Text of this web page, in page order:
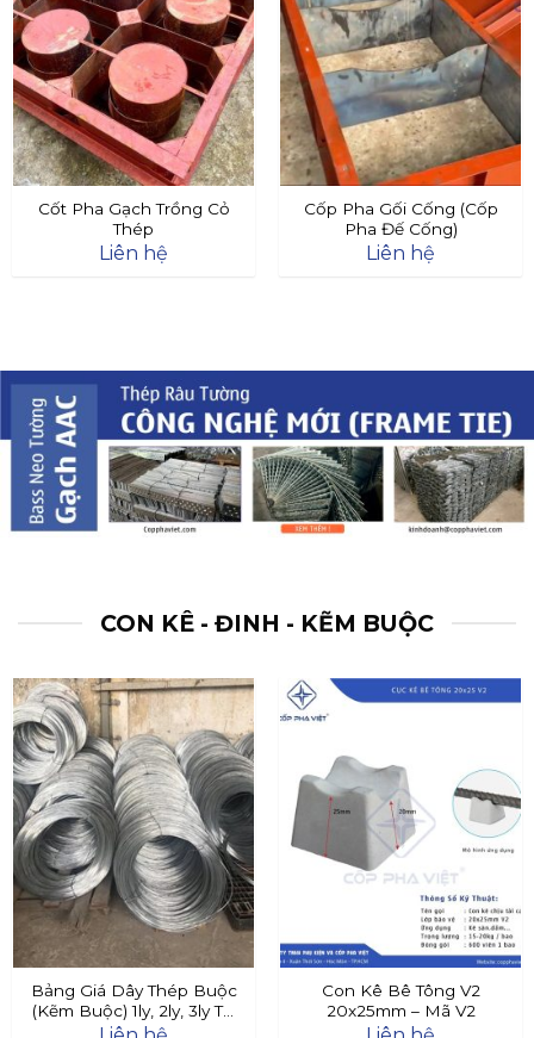
Cốt Pha Gạch Trồng Cỏ
Thép
Liên hệ
Cốp Pha Gối Cống (Cốp
Pha Đế Cống)
Liên hệ
CON KÊ - ĐINH - KẼM BUỘC
Bảng Giá Dây Thép Buộc
(Kẽm Buộc) 1ly, 2ly, 3ly Tại
Đây
Con Kê Bê Tông V2
20x25mm – Mã V2